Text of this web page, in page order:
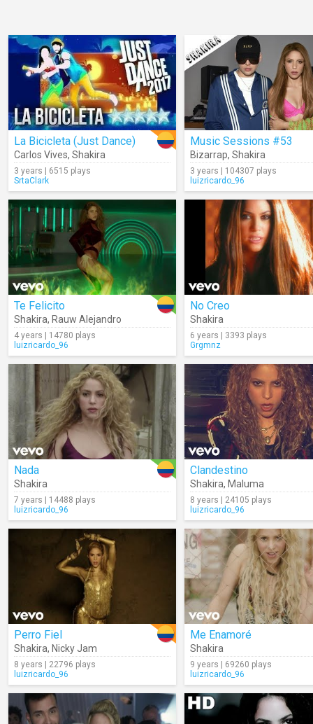
La Bicicleta (Just Dance)
Carlos Vives, Shakira
3 years | 6515 plays
SrtaClark
Music Sessions #53
Bizarrap, Shakira
3 years | 104307 plays
luizricardo_96
Te Felicito
Shakira, Rauw Alejandro
4 years | 14780 plays
luizricardo_96
No Creo
Shakira
6 years | 3393 plays
Grgmnz
Nada
Shakira
7 years | 14488 plays
luizricardo_96
Clandestino
Shakira, Maluma
8 years | 24105 plays
luizricardo_96
Perro Fiel
Shakira, Nicky Jam
8 years | 22796 plays
luizricardo_96
Me Enamoré
Shakira
9 years | 69260 plays
luizricardo_96